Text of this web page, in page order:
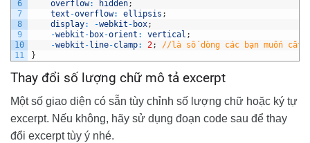
6
7
8
9
10
11
overflow: hidden;
text -overflow: ellipsis ;
display: -webkit - box;
-webkit - box-orient : vertical ;
-webkit -line-clamp: 2;
//là số dòng các bạn muốn
}
Thay đổi số lượng chữ mô tả excerpt
Một số giao diện có sẵn tùy chỉnh số lượng chữ hoặc ký tự
excerpt. Nếu không, hãy sử dụng đoạn code sau để thay
đổi excerpt tùy ý nhé.